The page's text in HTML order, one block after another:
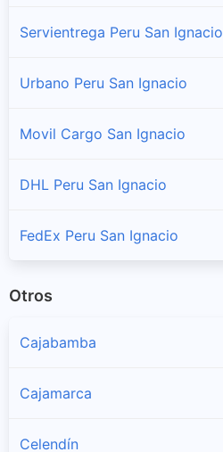
Servientrega Peru San Ignacio
Urbano Peru San Ignacio
Movil Cargo San Ignacio
DHL Peru San Ignacio
FedEx Peru San Ignacio
Otros
Cajabamba
Cajamarca
Celendín